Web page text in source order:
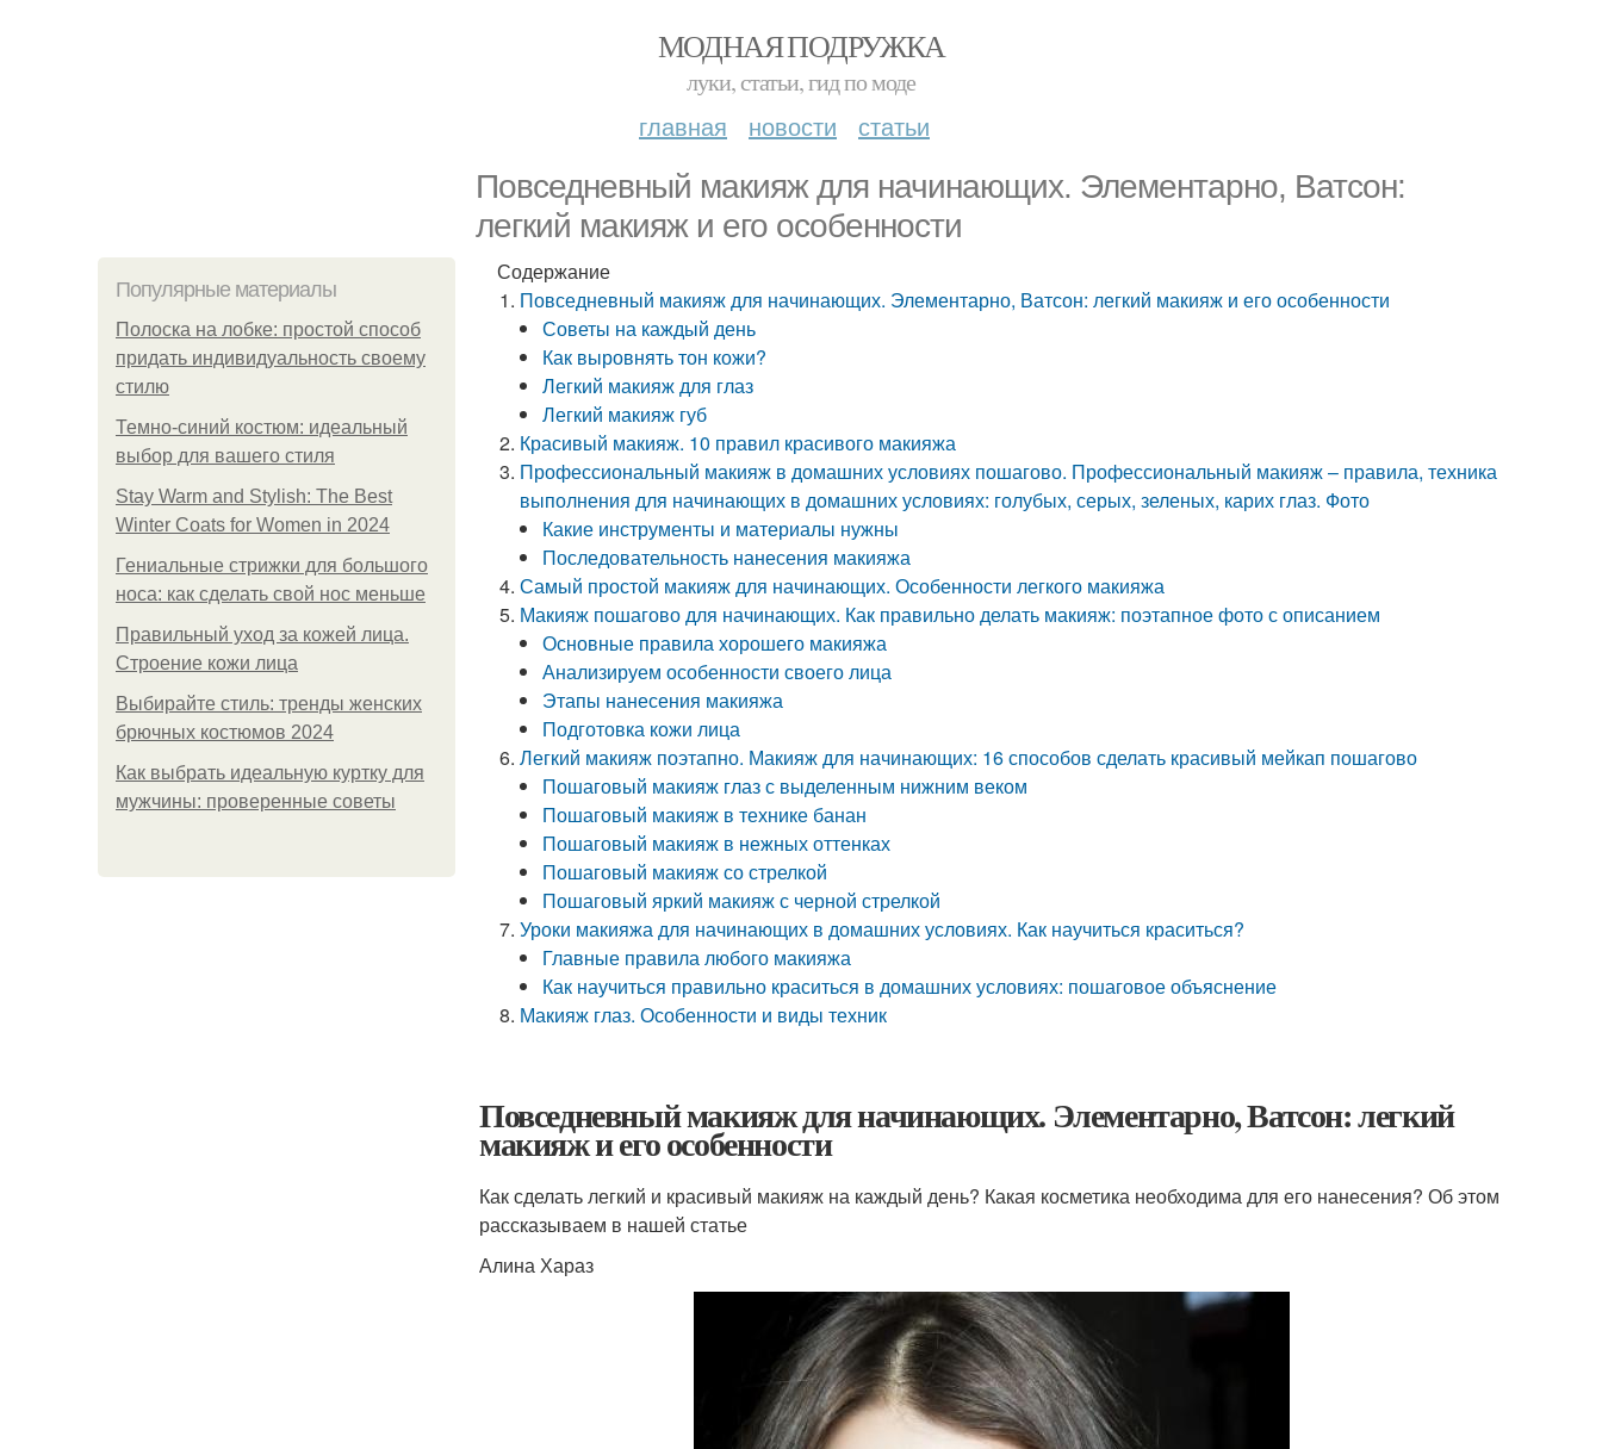
МОДНАЯ ПОДРУЖКА
луки, статьи, гид по моде
главная новости статьи
Повседневный макияж для начинающих. Элементарно, Ватсон:
легкий макияж и его особенности
Популярные материалы
Полоска на лобке: простой способ
придать индивидуальность своему
стилю
Темно-синий костюм: идеальный
выбор для вашего стиля
Stay Warm and Stylish: The Best
Winter Coats for Women in 2024
Гениальные стрижки для большого
носа: как сделать свой нос меньше
Правильный уход за кожей лица.
Строение кожи лица
Выбирайте стиль: тренды женских
брючных костюмов 2024
Как выбрать идеальную куртку для
мужчины: проверенные советы
Содержание
Повседневный макияж для начинающих. Элементарно, Ватсон: легкий макияж и его особенности
Советы на каждый день
Как выровнять тон кожи?
Легкий макияж для глаз
Легкий макияж губ
Красивый макияж. 10 правил красивого макияжа
Профессиональный макияж в домашних условиях пошагово. Профессиональный макияж – правила, техника
выполнения для начинающих в домашних условиях: голубых, серых, зеленых, карих глаз. Фото
Какие инструменты и материалы нужны
Последовательность нанесения макияжа
Самый простой макияж для начинающих. Особенности легкого макияжа
Макияж пошагово для начинающих. Как правильно делать макияж: поэтапное фото с описанием
Основные правила хорошего макияжа
Анализируем особенности своего лица
Этапы нанесения макияжа
Подготовка кожи лица
Легкий макияж поэтапно. Макияж для начинающих: 16 способов сделать красивый мейкап пошагово
Пошаговый макияж глаз с выделенным нижним веком
Пошаговый макияж в технике банан
Пошаговый макияж в нежных оттенках
Пошаговый макияж со стрелкой
Пошаговый яркий макияж с черной стрелкой
Уроки макияжа для начинающих в домашних условиях. Как научиться краситься?
Главные правила любого макияжа
Как научиться правильно краситься в домашних условиях: пошаговое объяснение
Макияж глаз. Особенности и виды техник
Повседневный макияж для начинающих. Элементарно, Ватсон: легкий
макияж и его особенности
Как сделать легкий и красивый макияж на каждый день? Какая косметика необходима для его нанесения? Об этом
рассказываем в нашей статье
Алина Хараз